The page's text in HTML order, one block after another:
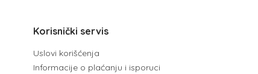
Korisnički servis
Uslovi korišćenja
Informacije o plaćanju i isporuci